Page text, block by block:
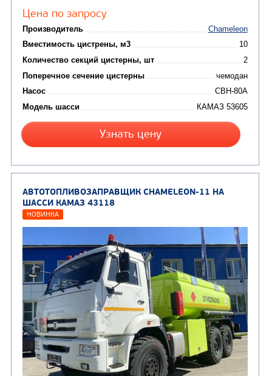
Цена по запросу
Производитель RED
Узнать цену
АВТОТОПЛИВОЗАПРАВЩИК CHAMELEON-10
ШАССИ КАМАЗ 53605